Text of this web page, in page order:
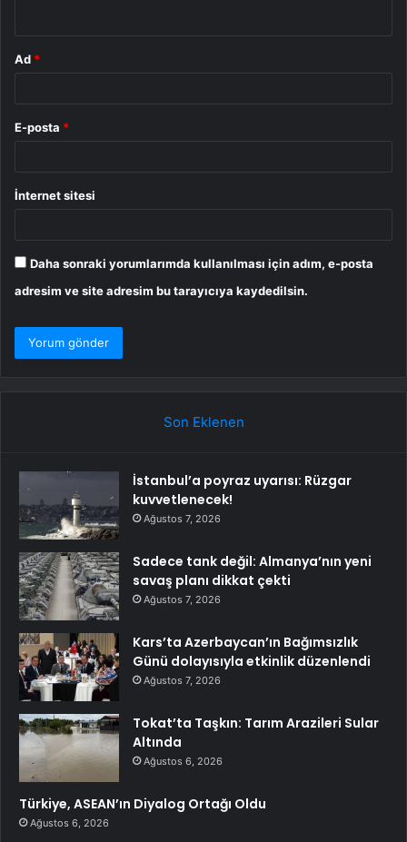
Ad *
E-posta *
İnternet sitesi
Daha sonraki yorumlarımda kullanılması için adım, e-posta
adresim ve site adresim bu tarayıcıya kaydedilsin.
Son Eklenen
İstanbul’a poyraz uyarısı: Rüzgar
kuvvetlenecek!
Ağustos 7, 2026
Sadece tank değil: Almanya’nın yeni
savaş planı dikkat çekti
Ağustos 7, 2026
Kars’ta Azerbaycan’ın Bağımsızlık
Günü dolayısıyla etkinlik düzenlendi
Ağustos 7, 2026
Tokat’ta Taşkın: Tarım Arazileri Sular
Altında
Ağustos 6, 2026
Türkiye, ASEAN’ın Diyalog Ortağı Oldu
Ağustos 6, 2026